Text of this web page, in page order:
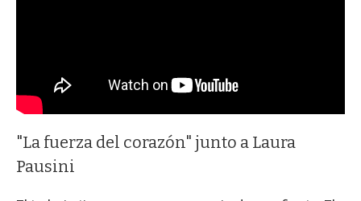
"La fuerza del corazón" junto a Laura
Pausini